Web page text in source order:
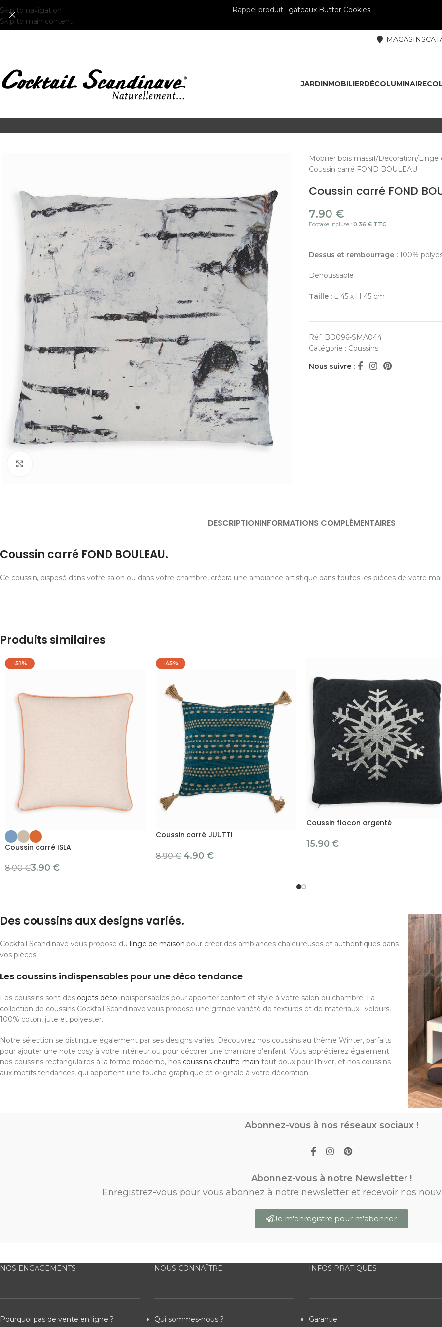
Skip to navigation
Skip to main content
Rappel produit : gâteaux Butter Cookies
MAGASINS
JARDINMOBILIERDÉCOLUMINAIRE
Mobilier bois massif Décoration Linge
Coussin carré FOND BOULEAU
Coussin carré FOND
7.90 €
Ecotaxe incluse :0.36 € TTC
Dessus et rembourrage :100%
Déhoussable
Taille :L 45 x H 45 cm
Réf: BO096-SMA044
Catégorie : Coussins
Nous suivre :
DESCRIPTIONINFORMATIONS COMPLÉMENTAIRES
Coussin carré FOND BOULEAU.
Ce coussin, disposé dans votre salon ou dans votre chambre, créera une ambiance artistique dans toutes les pièces de votre
Produits similaires
-51%
Coussin carré ISLA
8.00€3.90 €
-45%
Coussin carré JUUTTI
8.90€ 4.90 €
Coussin flocon argenté
15.90 €
Des coussins aux designs variés.
Cocktail Scandinave vous propose du linge de maison pour créer des ambiances chaleureuses et authentiques dans
vos pièces.
Les coussins indispensables pour une déco tendance
Les coussins sont des objets déco indispensables pour apporter confort et style à votre salon ou chambre. La
collection de coussins Cocktail Scandinave vous propose une grande variété de textures et de matériaux : velours,
100% coton, jute et polyester.
Notre sélection se distingue également par ses designs variés. Découvrez nos coussins au thème Winter, parfaits
pour ajouter une note cosy à votre intérieur ou pour décorer une chambre d’enfant. Vous apprécierez également
nos coussins rectangulaires à la forme moderne, nos coussins chauffe-main tout doux pour l’hiver, et nos coussins
aux motifs tendances, qui apportent une touche graphique et originale à votre décoration.
Abonnez-vous à nos réseaux sociaux !
Abonnez-vous à notre Newsletter !
Enregistrez-vous pour vous abonnez à notre newsletter et recevoir nos
Je m'enregistre pour m'abonner
NOS ENGAGEMENTS
Pourquoi pas de vente en ligne ?
NOUS CONNAÎTRE
Qui sommes-nous ?
INFOS PRATIQUES
Garantie